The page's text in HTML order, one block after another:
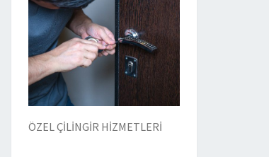
ÖZEL ÇİLİNGİR HİZMETLERİ